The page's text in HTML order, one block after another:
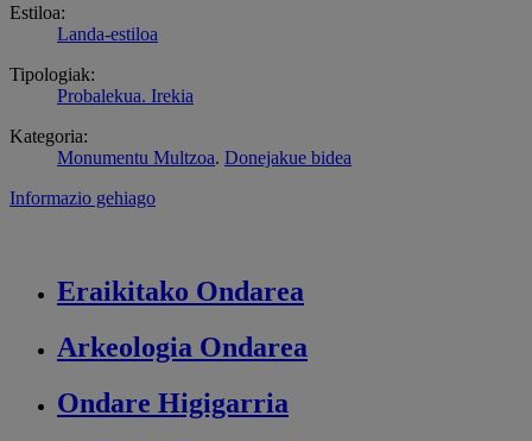
Estiloa:
Landa-estiloa
Tipologiak:
Probalekua. Irekia
Kategoria:
Monumentu Multzoa. Donejakue bidea
Informazio gehiago
Eraikitako Ondarea
Arkeologia Ondarea
Ondare Higigarria